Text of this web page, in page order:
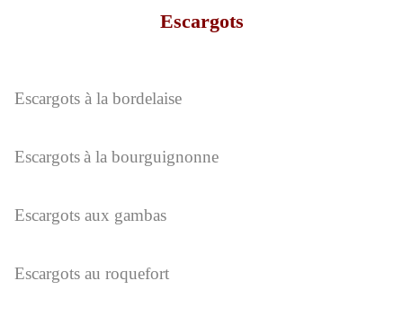
Escargots
Escargots à la bordelaise
Escargotsà la bourguignonne
Escargots aux gambas
Escargots au roquefort